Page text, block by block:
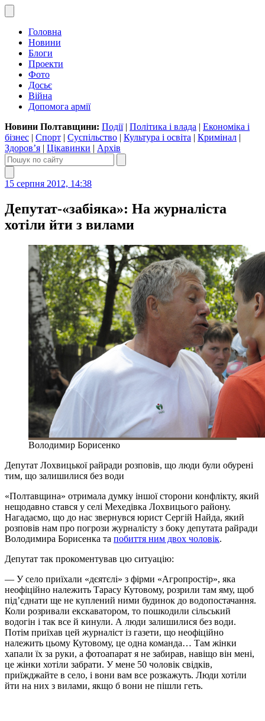
Головна
Новини
Блоги
Проекти
Фото
Досьє
Війна
Допомога армії
Новини Полтавщини: Події| Політика і влада | Економіка і
бізнес | Спорт | Суспільство | Культура і освіта | Кримінал |
Здоров’я | Цікавинки | Архів
15 серпня 2012, 14:38
Депутат-«забіяка»: На журналіста
хотіли йти з вилами
Володимир Борисенко
Депутат Лохвицької райради розповів, що люди були обурені
тим, що залишилися без води
«Полтавщина» отримала думку іншої сторони конфлікту, який
нещодавно стався у селі Мехедівка Лохвицього району.
Нагадаємо, що до нас звернувся юрист Сергій Найда, який
розповів нам про погрози журналісту з боку депутата райради
Володимира Борисенка та побиття ним двох чоловік.
Депутат так прокоментував цю ситуацію:
— У село приїхали «дєятєлі» з фірми «Агропростір», яка
неофіційно належить Тарасу Кутовому, розрили там яму, щоб
під’єднати ще не куплений ними будинок до водопостачання.
Коли розривали екскаватором, то пошкодили сільський
водогін і так все й кинули. А люди залишилися без води.
Потім приїхав цей журналіст із газети, що неофіційно
належить цьому Кутовому, це одна команда… Там жінки
хапали їх за руки, а фотоапарат я не забирав, навіщо він мені,
це жінки хотіли забрати. У мене 50 чоловік свідків,
приїжджайте в село, і вони вам все розкажуть. Люди хотіли
йти на них з вилами, якщо б вони не пішли геть.